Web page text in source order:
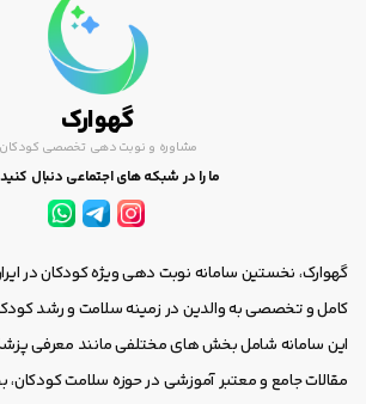
گهوارک
مشاوره و نوبت دهی تخصصی کودکان
ما را در شبکه های اجتماعی دنبال کنید
گهوارک، نخستین سامانه نوبت دهی ویژه کودکان در
کامل و تخصصی به والدین در زمینه سلامت و رشد
این سامانه شامل بخش های مختلفی مانند معرفی
مقالات جامع و معتبر آموزشی در حوزه سلامت